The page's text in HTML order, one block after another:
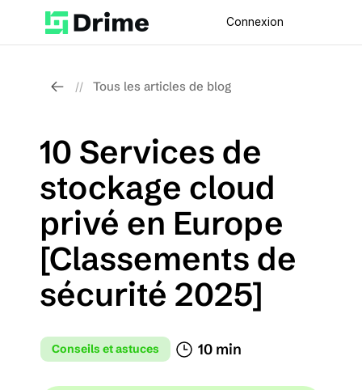
Connexion
// Tous les articles de blog
Conseils et astuces 10 min
10 Services de
stockage cloud
privé en Europe
[Classements de
sécurité 2025]